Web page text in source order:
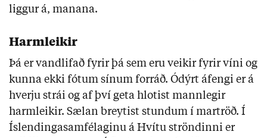
liggur á, manana.
Harmleikir
Þá er vandlifað fyrir þá sem eru veikir fyrir víni og
kunna ekki fótum sínum forráð. Ódýrt áfengi er á
hverju strái og af því geta hlotist mannlegir
harmleikir. Sælan breytist stundum í martröð. Í
Íslendingasamfélaginu á Hvítu ströndinni er